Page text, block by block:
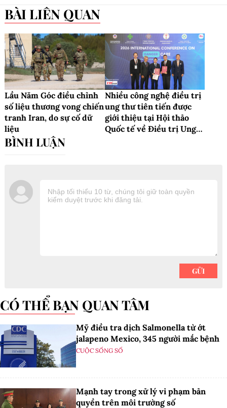
BÀI LIÊN QUAN
Lầu Năm Góc điều chỉnh
số liệu thương vong chiến
tranh Iran, do sự cố dữ
liệu
Nhiều công nghệ điều trị
ung thư tiên tiến được
giới thiệu tại Hội thảo
Quốc tế về Điều trị Ung
CÓ THỂ BẠN QUAN TÂM
Mỹ điều tra dịch Salmonella từ ớt
jalapeno Mexico, 345 người mắc bệnh
CUỘC SỐNG SỐ
Mạnh tay trong xử lý vi phạm bản
quyền trên môi trường số